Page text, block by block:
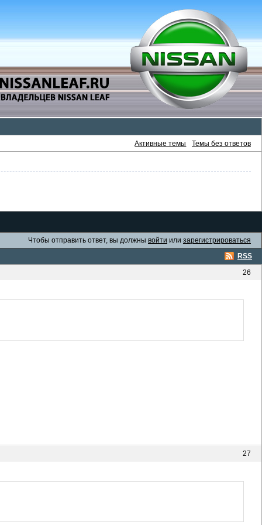
Активные темы Темы без ответов
Чтобы отправить ответ, вы должны войти или зарегистрироваться
RSS
26
27